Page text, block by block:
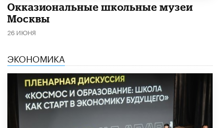
​Окказиональные школьные музеи
Москвы
26 ИЮНЯ
ЭКОНОМИКА